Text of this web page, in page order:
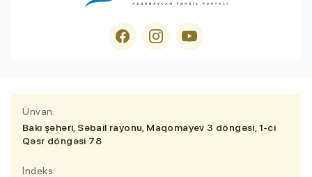
Ünvan:
Bakı şəhəri, Səbail rayonu, Maqomayev 3 döngəsi, 1-ci
Qəsr döngəsi 78
İndeks: